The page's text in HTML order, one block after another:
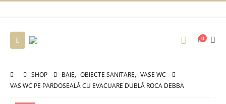
0
SHOP BAIE, OBIECTE SANITARE, VASE WC
VAS WC PE PARDOSEALĂ CU EVACUARE DUBLĂ ROCA DEBBA